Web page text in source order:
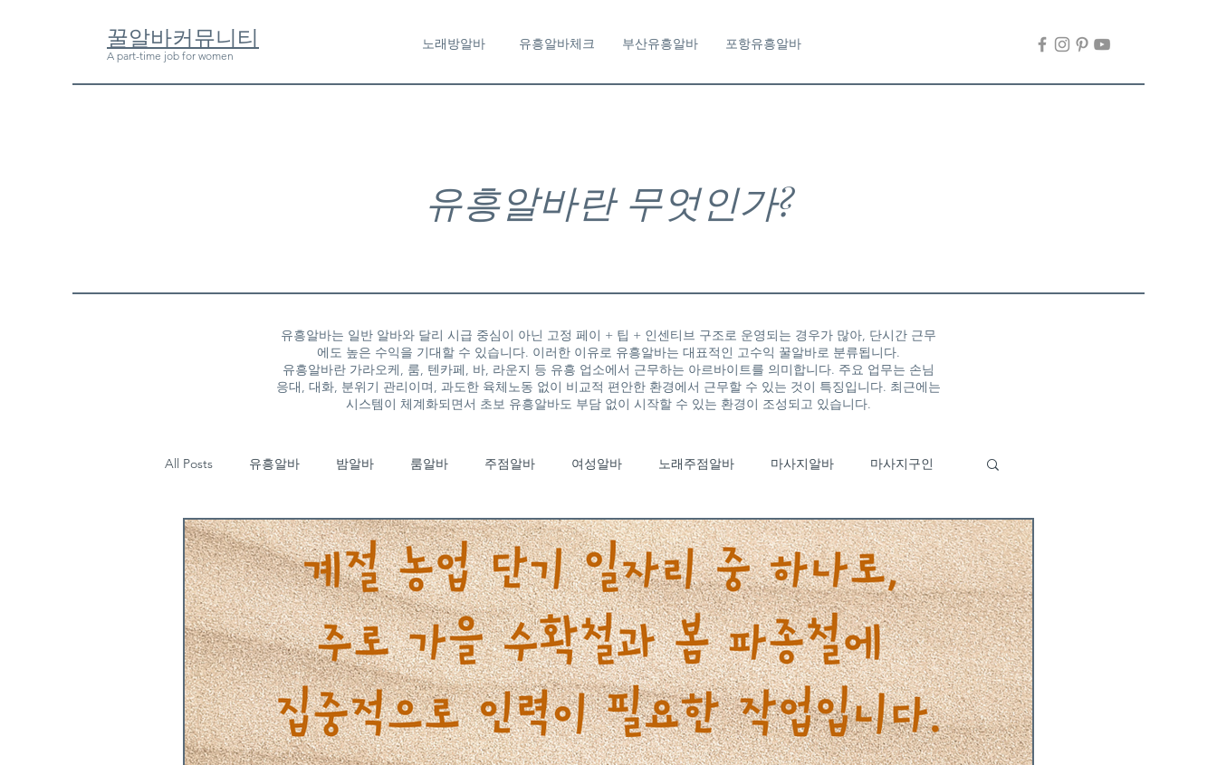
​꿀알바커뮤니티
A part-time job for women
노래방알바 유흥알바체크 부산유흥알바 포항유흥알바
유흥알바란 무엇인가?
유흥알바는 일반 알바와 달리 시급 중심이 아닌 고정 페이 + 팁 + 인센티브 구조로 운영되는 경우가 많아, 단시간 근무
에도 높은 수익을 기대할 수 있습니다. 이러한 이유로 유흥알바는 대표적인 고수익 꿀알바로 분류됩니다.
유흥알바란 가라오케, 룸, 텐카페, 바, 라운지 등 유흥 업소에서 근무하는 아르바이트를 의미합니다. 주요 업무는 손님
응대, 대화, 분위기 관리이며, 과도한 육체노동 없이 비교적 편안한 환경에서 근무할 수 있는 것이 특징입니다. 최근에는
시스템이 체계화되면서 초보 유흥알바도 부담 없이 시작할 수 있는 환경이 조성되고 있습니다.
All Posts 유흥알바 밤알바 룸알바 주점알바 여성알바 노래주점알바 마사지알바 마사지구인
마사지 태국마사지 강남노래주점알바 유흥알바채용중 유흥알바가이드 룸바알바 이자카야알바
업소알바 타이마사지 태국마사지알바 태국마사지구인 스웨디시알바 스웨디시구인 부산유흥알바특징
기장유흥알바 부산룸알바 부산여성알바 부산단기알바 고소득알바 일자리정보 알바구인
유흥알바구인